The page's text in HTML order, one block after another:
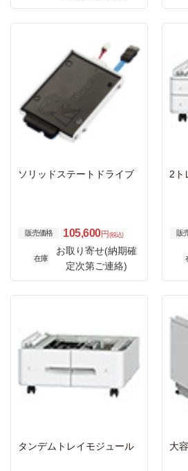
ソリッドステートドライブ
販売価格 105,600円 (税込)
在庫
お取り寄せ(納期確
定次第ご連絡)
2ト
販
タンデムトレイモジュール 大